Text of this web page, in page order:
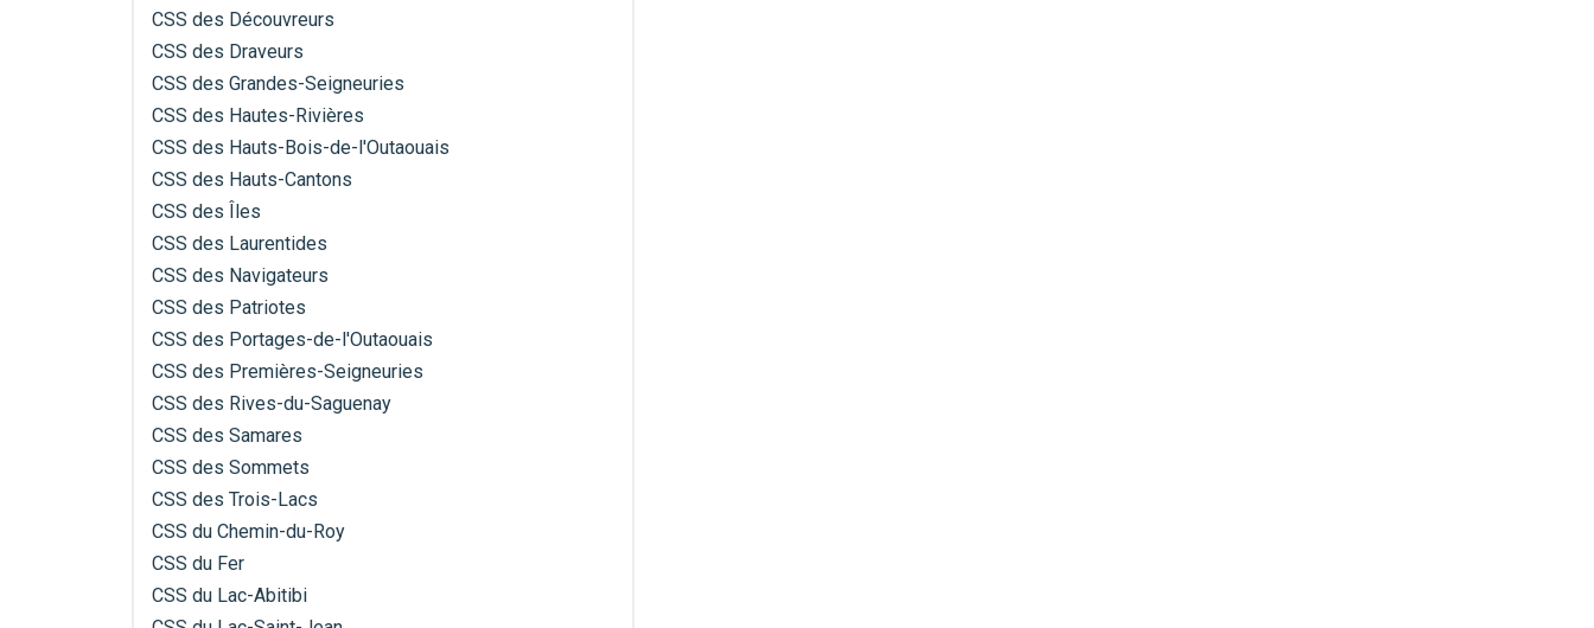
CSS des Découvreurs
CSS des Draveurs
CSS des Grandes-Seigneuries
CSS des Hautes-Rivières
CSS des Hauts-Bois-de-l'Outaouais
CSS des Hauts-Cantons
CSS des Îles
CSS des Laurentides
CSS des Navigateurs
CSS des Patriotes
CSS des Portages-de-l'Outaouais
CSS des Premières-Seigneuries
CSS des Rives-du-Saguenay
CSS des Samares
CSS des Sommets
CSS des Trois-Lacs
CSS du Chemin-du-Roy
CSS du Fer
CSS du Lac-Abitibi